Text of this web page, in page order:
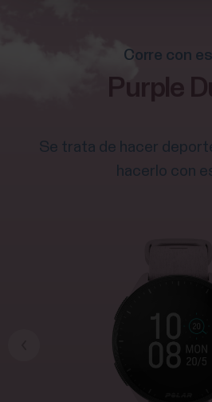
Corre con
Purple
Se trata de hacer
hacerlo con